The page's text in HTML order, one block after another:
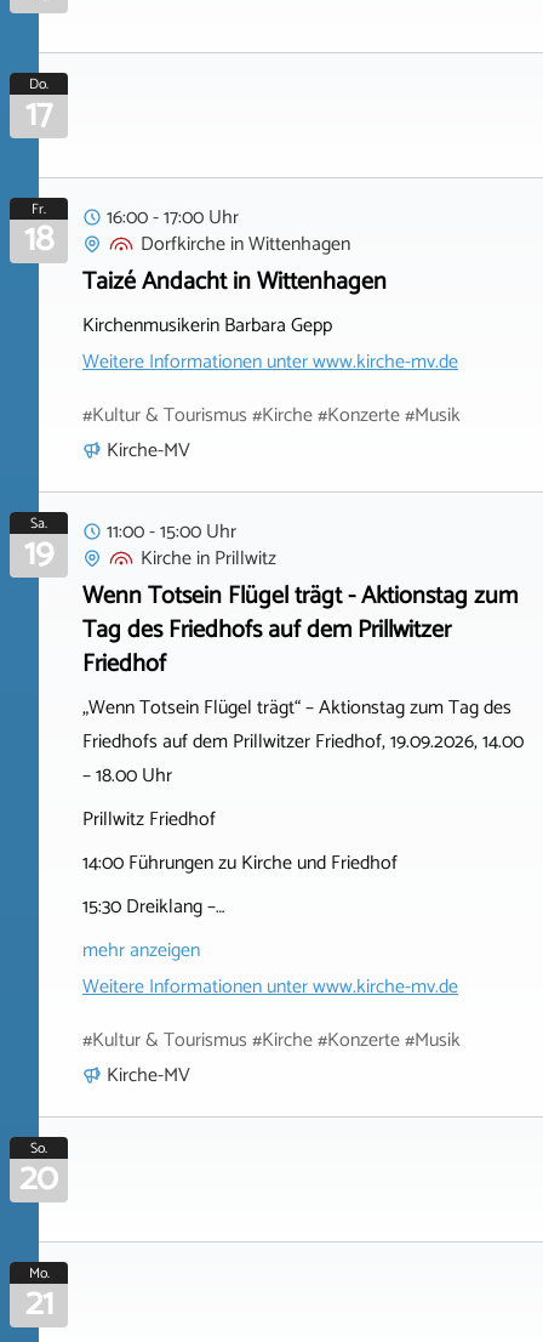
Do.
17
Fr.
18
16:00 - 17:00 Uhr
DorfkircheinWittenhagen
Taizé Andacht in Wittenhagen
Kirchenmusikerin Barbara Gepp
Weitere Informationen unterwww.kirche-mv.de
#Kultur & Tourismus #Kirche #Konzerte #Musik
Kirche-MV
Sa.
19
11:00 - 15:00 Uhr
KircheinPrillwitz
Wenn Totsein Flügel trägt - Aktionstag zum
Tag des Friedhofs auf dem Prillwitzer
Friedhof
„Wenn Totsein Flügel trägt“ – Aktionstag zum Tag des
Friedhofs auf dem Prillwitzer Friedhof, 19.09.2026, 14.00
– 18.00 Uhr
Prillwitz Friedhof
14:00 Führungen zu Kirche und Friedhof
15:30 Dreiklang –…
mehr anzeigen
Weitere Informationen unterwww.kirche-mv.de
#Kultur & Tourismus #Kirche #Konzerte #Musik
Kirche-MV
So.
20
Mo.
21